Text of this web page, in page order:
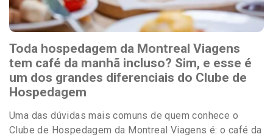
Toda hospedagem da Montreal Viagens
tem café da manhã incluso? Sim, e esse é
um dos grandes diferenciais do Clube de
Hospedagem
Uma das dúvidas mais comuns de quem conhece o
Clube de Hospedagem da Montreal Viagens é: o café da